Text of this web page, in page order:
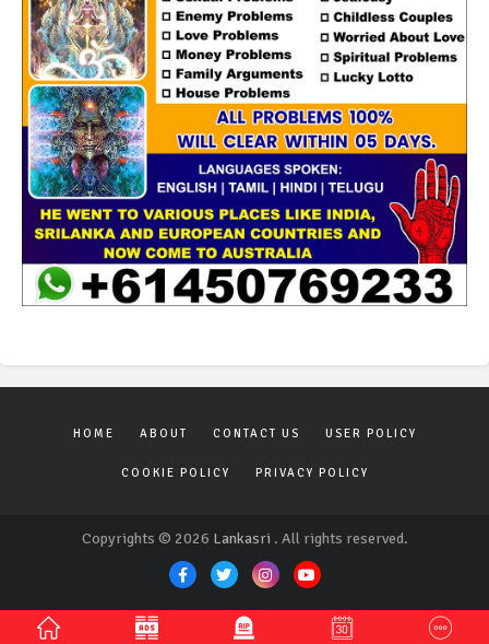
HOME ABOUT CONTACT US USER POLICY
COOKIE POLICY PRIVACY POLICY
Copyrights © 2026 Lankasri . All rights reserved.